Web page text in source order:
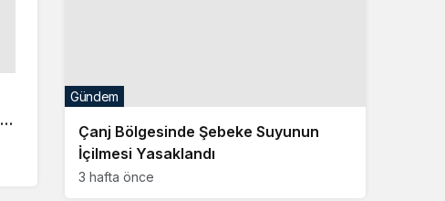
Çanj Bölgesinde Şebeke Suyunun
İçilmesi Yasaklandı
3 hafta önce
Gündem